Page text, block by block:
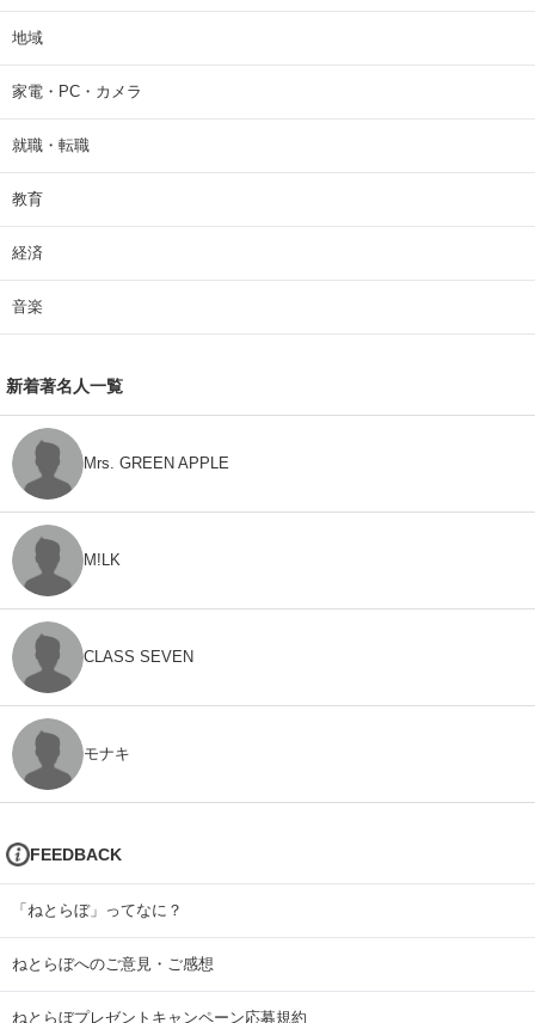
地域
家電・PC・カメラ
就職・転職
教育
経済
音楽
新着著名人一覧
Mrs. GREEN APPLE
M!LK
CLASS SEVEN
モナキ
FEEDBACK
「ねとらぼ」ってなに？
ねとらぼへのご意見・ご感想
ねとらぼプレゼントキャンペーン応募規約